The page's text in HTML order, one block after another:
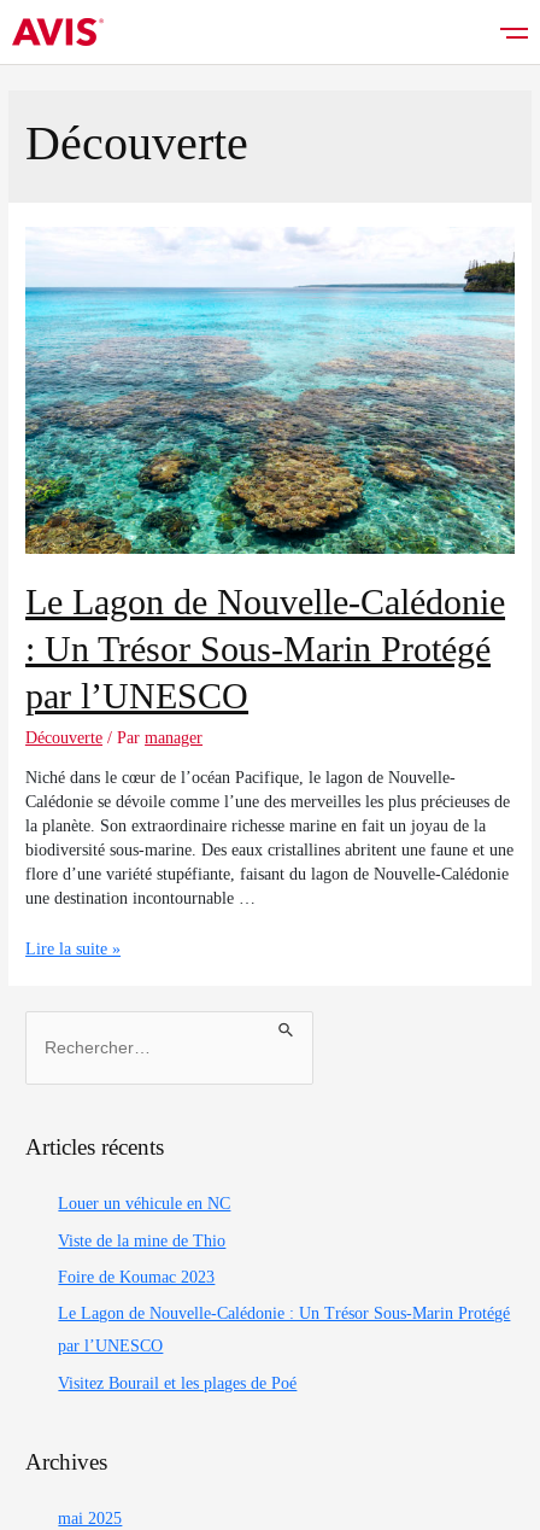
Découverte
Le Lagon de Nouvelle-Calédonie
: Un Trésor Sous-Marin Protégé
par l’UNESCO
Découverte / Parmanager
Niché dans le cœur de l’océan Pacifique, le lagon de Nouvelle-
Calédonie se dévoile comme l’une des merveilles les plus précieuses de
la planète. Son extraordinaire richesse marine en fait un joyau de la
biodiversité sous-marine. Des eaux cristallines abritent une faune et une
flore d’une variété stupéfiante, faisant du lagon de Nouvelle-Calédonie
une destination incontournable …
Lire la suite »
Articles récents
Louer un véhicule en NC
Viste de la mine de Thio
Foire de Koumac 2023
Le Lagon de Nouvelle-Calédonie : Un Trésor Sous-Marin Protégé
par l’UNESCO
Visitez Bourail et les plages de Poé
Archives
mai 2025
Bons plans
Liste des véhicules
Services
Clean & Co
Mon compte